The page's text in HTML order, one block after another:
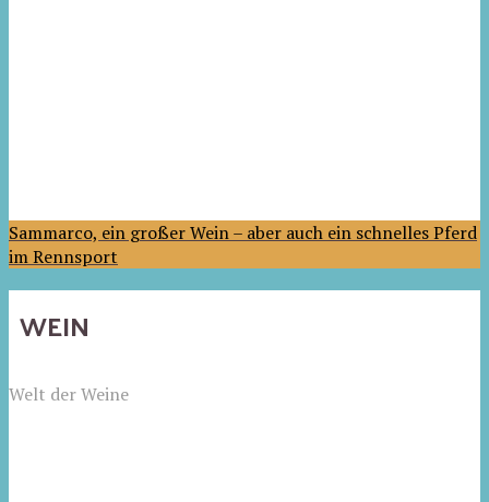
Sammarco, ein großer Wein – aber auch ein schnelles Pferd
im Rennsport
WEIN
Welt der Weine